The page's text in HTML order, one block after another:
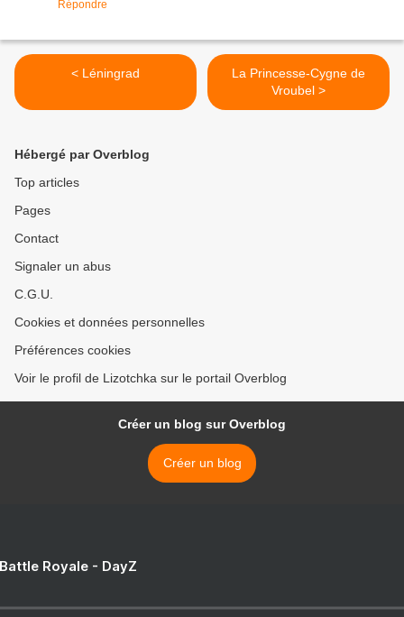
Répondre
< Léningrad
La Princesse-Cygne de
Vroubel >
Hébergé par Overblog
Top articles
Pages
Contact
Signaler un abus
C.G.U.
Cookies et données personnelles
Préférences cookies
Voir le profil de Lizotchka sur le portail Overblog
Créer un blog sur Overblog
Créer un blog
Royale - DayZ